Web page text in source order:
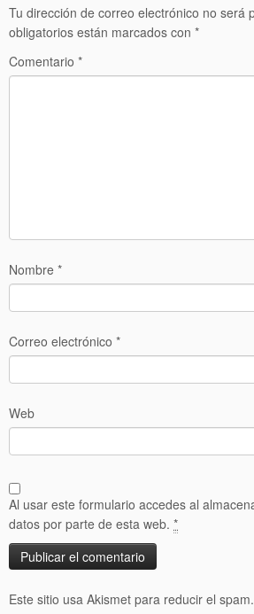
Tu dirección de correo electrónico no será
obligatorios están marcados con *
Comentario *
Nombre *
Correo electrónico *
Web
Al usar este formulario accedes al
datos por parte de esta web. *
Este sitio usa Akismet para reducir el spam.